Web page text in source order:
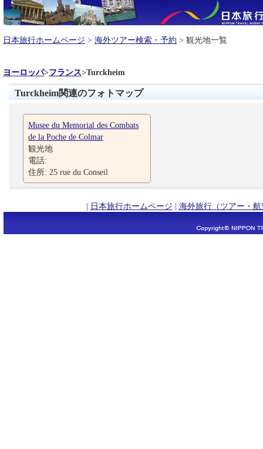
日本旅行ホームページ > 海外ツアー検索・予約 > 観光地一覧
ヨーロッパ>フランス>Turckheim
Turckheim関連のフォトマップ
Musee du Memorial des Combats
de la Poche de Colmar
観光地
電話:
住所: 25 rue du Conseil
| 日本旅行ホームページ | 海外旅行（ツアー・航